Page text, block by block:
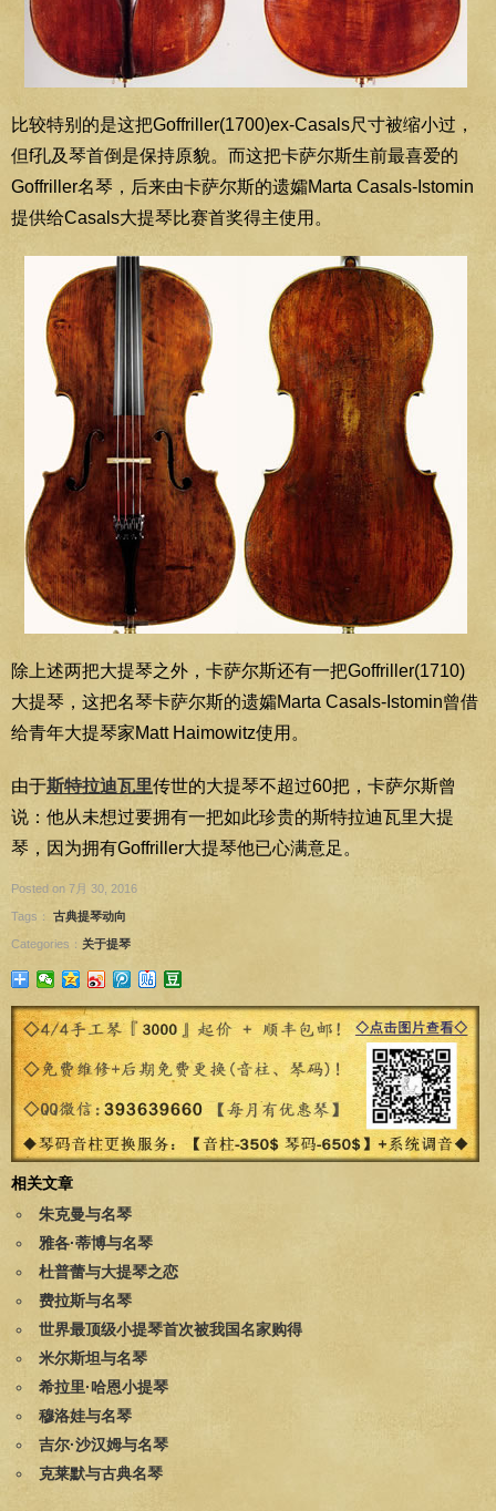
比较特别的是这把Goffriller(1700)ex-Casals尺寸被缩小过，
但f孔及琴首倒是保持原貌。而这把卡萨尔斯生前最喜爱的
Goffriller名琴，后来由卡萨尔斯的遗孀Marta Casals-Istomin
提供给Casals大提琴比赛首奖得主使用。
除上述两把大提琴之外，卡萨尔斯还有一把Goffriller(1710)
大提琴，这把名琴卡萨尔斯的遗孀Marta Casals-Istomin曾借
给青年大提琴家Matt Haimowitz使用。
由于斯特拉迪瓦里传世的大提琴不超过60把，卡萨尔斯曾
说：他从未想过要拥有一把如此珍贵的斯特拉迪瓦里大提
琴，因为拥有Goffriller大提琴他已心满意足。
Posted on 7月 30, 2016
Tags： 古典提琴动向
Categories： 关于提琴
相关文章
朱克曼与名琴
雅各·蒂博与名琴
杜普蕾与大提琴之恋
费拉斯与名琴
世界最顶级小提琴首次被我国名家购得
米尔斯坦与名琴
希拉里·哈恩小提琴
穆洛娃与名琴
吉尔·沙汉姆与名琴
克莱默与古典名琴